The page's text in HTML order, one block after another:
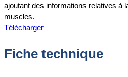
ajoutant des informations relatives à
muscles.
Télécharger
Fiche technique